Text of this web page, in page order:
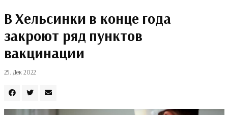
В Хельсинки в конце года
закроют ряд пунктов
вакцинации
25. Дек 2022